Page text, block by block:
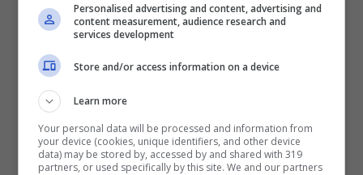
Un altro modo in cui è possibile proteggere
l’account Facebook è quello di usare un
password manager. Non a caso, un
potenziale attacco nei tuoi confronti può
essere portato avanti da un keylogger, ossia
Personalised advertising and content, advertising and
content measurement, audience research and
services development
Store and/or access information on a device
Learn more
Your personal data will be processed and information from
your device (cookies, unique identifiers, and other device
data) may be stored by, accessed by and shared with 319
partners, or used specifically by this site. We and our partners